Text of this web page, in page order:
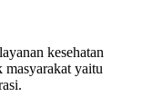
kesehatan
masyarakat yaitu